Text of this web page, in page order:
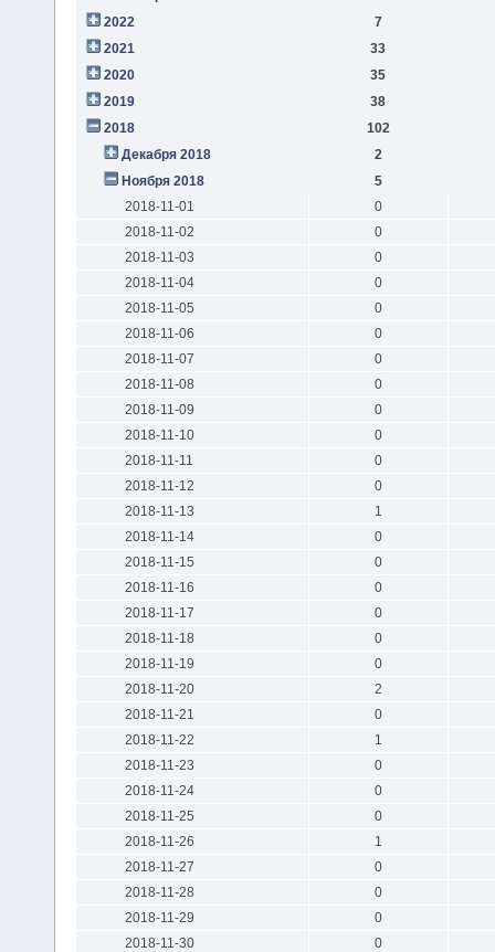
2022
7
2021
33
2020
35
2019
38
2018
102
Декабря 2018
2
Ноября 2018
5
2018-11-01
0
2018-11-02
0
2018-11-03
0
2018-11-04
0
2018-11-05
0
2018-11-06
0
2018-11-07
0
2018-11-08
0
2018-11-09
0
2018-11-10
0
2018-11-11
0
2018-11-12
0
2018-11-13
1
2018-11-14
0
2018-11-15
0
2018-11-16
0
2018-11-17
0
2018-11-18
0
2018-11-19
0
2018-11-20
2
2018-11-21
0
2018-11-22
1
2018-11-23
0
2018-11-24
0
2018-11-25
0
2018-11-26
1
2018-11-27
0
2018-11-28
0
2018-11-29
0
2018-11-30
0